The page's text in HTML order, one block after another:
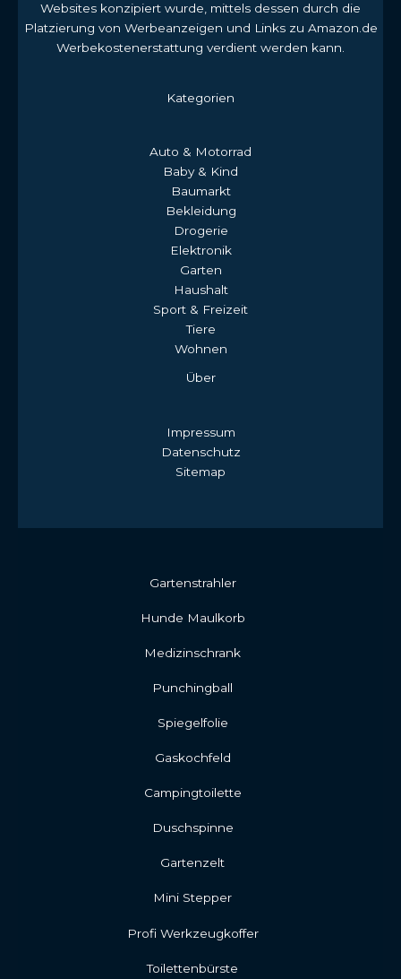
Websites konzipiert wurde, mittels dessen durch die
Platzierung von Werbeanzeigen und Links zu Amazon.de
Werbekostenerstattung verdient werden kann.
Kategorien
Auto & Motorrad
Baby & Kind
Baumarkt
Bekleidung
Drogerie
Elektronik
Garten
Haushalt
Sport & Freizeit
Tiere
Wohnen
Über
Impressum
Datenschutz
Sitemap
Gartenstrahler
Hunde Maulkorb
Medizinschrank
Punchingball
Spiegelfolie
Gaskochfeld
Campingtoilette
Duschspinne
Gartenzelt
Mini Stepper
Profi Werkzeugkoffer
Toilettenbürste